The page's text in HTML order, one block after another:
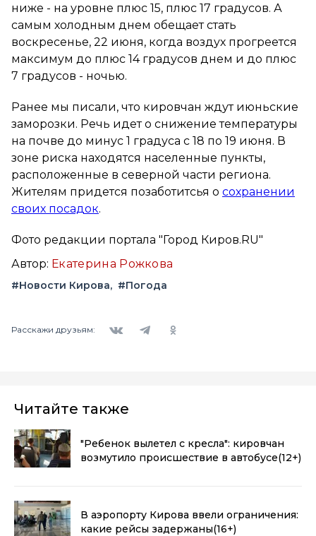
ниже - на уровне плюс 15, плюс 17 градусов. А
самым холодным днем обещает стать
воскресенье, 22 июня, когда воздух прогреется
максимум до плюс 14 градусов днем и до плюс
7 градусов - ночью.
Ранее мы писали, что кировчан ждут июньские
заморозки. Речь идет о снижение температуры
на почве до минус 1 градуса с 18 по 19 июня. В
зоне риска находятся населенные пункты,
расположенные в северной части региона.
Жителям придется позаботитсья о сохранении
своих посадок.
Фото редакции портала "Город Киров.RU"
Автор: Екатерина Рожкова
#Новости Кирова #Погода
Расскажи друзьям:
Читайте также
"Ребенок вылетел с кресла": кировчан
возмутило происшествие в автобусе(12+)
В аэропорту Кирова ввели ограничения:
какие рейсы задержаны(16+)